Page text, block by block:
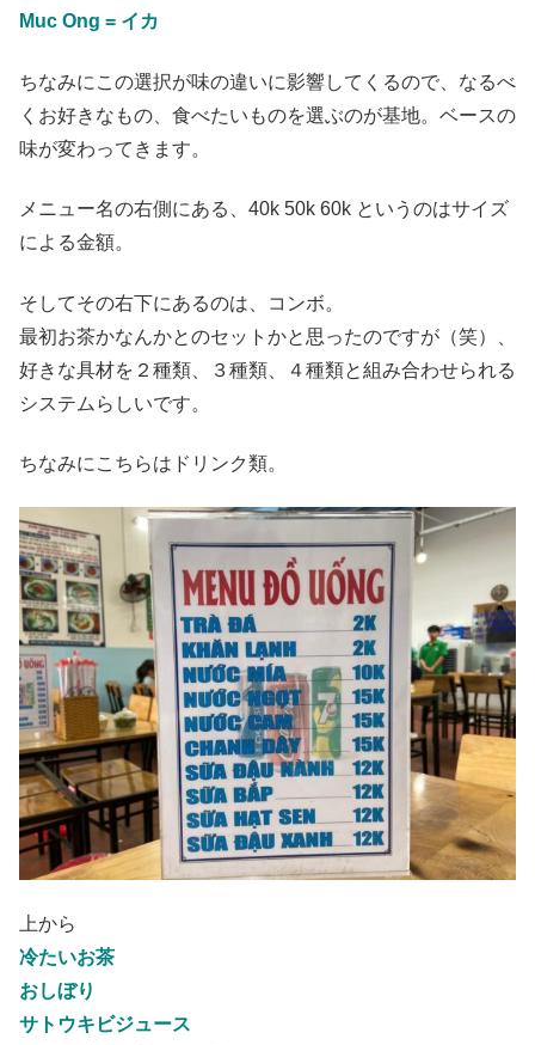
Muc Ong = イカ
ちなみにこの選択が味の違いに影響してくるので、なるべ
くお好きなもの、食べたいものを選ぶのが基地。ベースの
味が変わってきます。
メニュー名の右側にある、40k 50k 60k というのはサイズ
による金額。
そしてその右下にあるのは、コンボ。
最初お茶かなんかとのセットかと思ったのですが（笑）、
好きな具材を２種類、３種類、４種類と組み合わせられる
システムらしいです。
ちなみにこちらはドリンク類。
上から
冷たいお茶
おしぼり
サトウキビジュース